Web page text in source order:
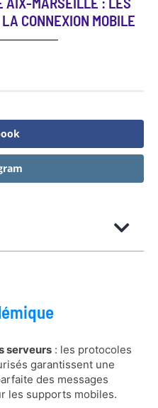
CONNEXION MOBILE
serveurs : les protocoles
garantissent une
des messages
les supports mobiles.